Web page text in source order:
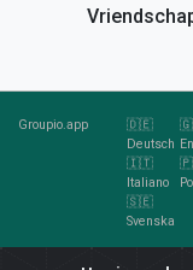
Groupio.app
🇩🇪
Deutsch
🇮🇹
Italiano
🇸🇪
Svenska